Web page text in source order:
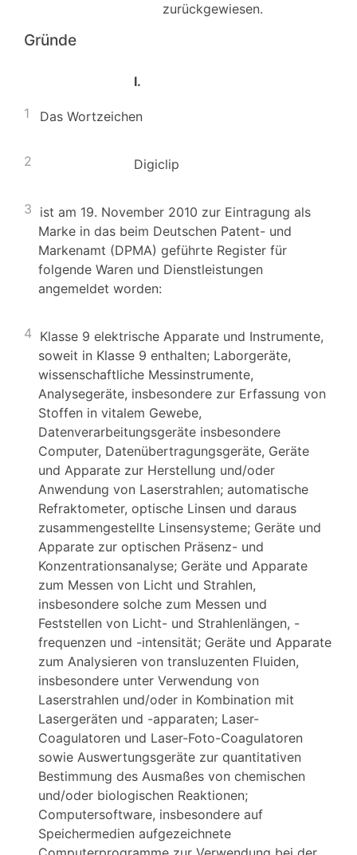
zurückgewiesen.
Gründe
I.
1
Das Wortzeichen
2 Digiclip
3 ist am 19. November 2010 zur Eintragung als
Marke in das beim Deutschen Patent- und
Markenamt (DPMA) geführte Register für
folgende Waren und Dienstleistungen
angemeldet worden:
4 Klasse 9 elektrische Apparate und Instrumente,
soweit in Klasse 9 enthalten; Laborgeräte,
wissenschaftliche Messinstrumente,
Analysegeräte, insbesondere zur Erfassung von
Stoffen in vitalem Gewebe,
Datenverarbeitungsgeräte insbesondere
Computer, Datenübertragungsgeräte, Geräte
und Apparate zur Herstellung und/oder
Anwendung von Laserstrahlen; automatische
Refraktometer, optische Linsen und daraus
zusammengestellte Linsensysteme; Geräte und
Apparate zur optischen Präsenz- und
Konzentrationsanalyse; Geräte und Apparate
zum Messen von Licht und Strahlen,
insbesondere solche zum Messen und
Feststellen von Licht- und Strahlenlängen, -
frequenzen und -intensität; Geräte und Apparate
zum Analysieren von transluzenten Fluiden,
insbesondere unter Verwendung von
Laserstrahlen und/oder in Kombination mit
Lasergeräten und -apparaten; Laser-
Coagulatoren und Laser-Foto-Coagulatoren
sowie Auswertungsgeräte zur quantitativen
Bestimmung des Ausmaßes von chemischen
und/oder biologischen Reaktionen;
Computersoftware, insbesondere auf
Speichermedien aufgezeichnete